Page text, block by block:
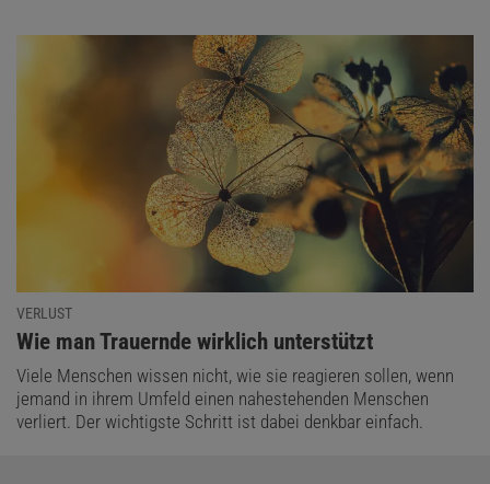
VERLUST
:
Wie man Trauernde wirklich unterstützt
Viele Menschen wissen nicht, wie sie reagieren sollen, wenn
jemand in ihrem Umfeld einen nahestehenden Menschen
verliert. Der wichtigste Schritt ist dabei denkbar einfach.